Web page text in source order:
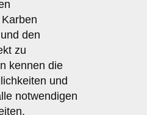
den
zu
kennen die
und
notwendigen